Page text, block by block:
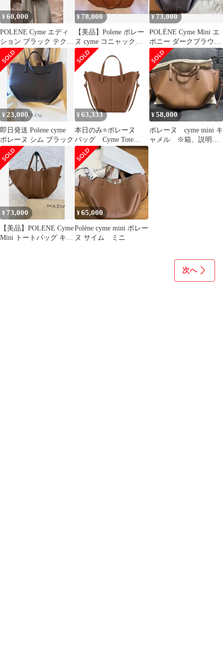
¥60,000
POLENE Cyme エディ
ション ブラック テクス
チャード
¥78,000
【美品】Polene ポレー
ヌ cyme コニャックテ
クスチャードエディシ
ョン
¥73,000
POLÈNE Cyme Mini エ
ボニー ダークブラウン
美品 付属品完備
¥ 23,000
即日発送 Polene cyme
ポレーヌ シム ブラック
¥ 63,333
本日のみ⭐️ポレーヌ
バッグ Cyme Tote
Nano キャメル Polene
¥58,000
ポレーヌ cyme mini キ
ャメル ※箱、説明書
¥ 73,000
【美品】POLENE Cyme
Mini トートバッグ キャ
¥65,000
Polène cyme mini ポレー
ヌ サイム ミニ
次へ